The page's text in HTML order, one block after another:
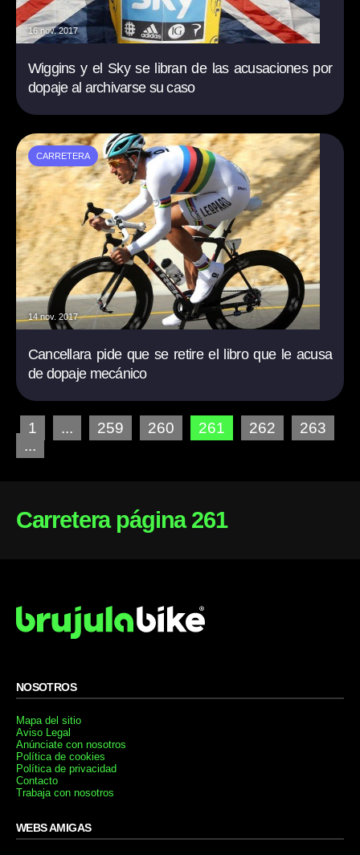
16 nov. 2017
Wiggins y el Sky se libran de las acusaciones por
dopaje al archivarse su caso
CARRETERA
14 nov. 2017
Cancellara pide que se retire el libro que le acusa
de dopaje mecánico
1 ... 259 260 261 262
263
...
Carretera página 261
NOSOTROS
Mapa del sitio
Aviso Legal
Anúnciate con nosotros
Política de cookies
Política de privacidad
Contacto
Trabaja con nosotros
WEBS AMIGAS